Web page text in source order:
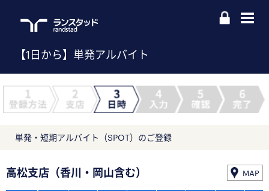
【1日から】単発アルバイト
単発・短期アルバイト（SPOT）のご登録
高松支店（香川・岡山含む） MAP